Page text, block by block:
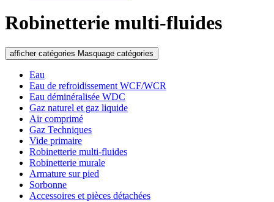
Robinetterie multi-fluides
afficher catégories Masquage catégories
Eau
Eau de refroidissement WCF/WCR
Eau déminéralisée WDC
Gaz naturel et gaz liquide
Air comprimé
Gaz Techniques
Vide primaire
Robinetterie multi-fluides
Robinetterie murale
Armature sur pied
Sorbonne
Accessoires et pièces détachées